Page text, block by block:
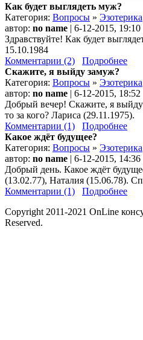
Как будет выглядеть муж?
Категория: Вопросы » Эзотерика
автор: no name | 6-12-2015,
Здравствуйте! Как будет
15.10.1984
Комментарии (2)
Подробнее
Скажите, я выйду замуж?
Категория: Вопросы » Эзотерика
автор: no name | 6-12-2015,
Добрый вечер! Скажите, я
то за кого? Лариса (29.11.1975).
Комментарии (1)
Подробнее
Какое ждёт будущее?
Категория: Вопросы » Эзотерика
автор: no name | 6-12-2015,
Добрый день. Какое ждёт
(13.02.77), Наталия (15.06.78).
Комментарии (1)
Подробнее
Copyright 2011-2021 OnLine
Reserved.